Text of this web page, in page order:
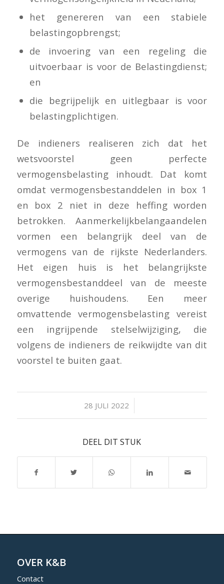
het genereren van een stabiele
belastingopbrengst;
de invoering van een regeling die
uitvoerbaar is voor de Belastingdienst;
en
die begrijpelijk en uitlegbaar is voor
belastingplichtigen.
De indieners realiseren zich dat het
wetsvoorstel geen perfecte
vermogensbelasting inhoudt. Dat komt
omdat vermogensbestanddelen in box 1
en box 2 niet in deze heffing worden
betrokken. Aanmerkelijkbelangaandelen
vormen een belangrijk deel van de
vermogens van de rijkste Nederlanders.
Het eigen huis is het belangrijkste
vermogensbestanddeel van de meeste
overige huishoudens. Een meer
omvattende vermogensbelasting vereist
een ingrijpende stelselwijziging, die
volgens de indieners de reikwijdte van dit
voorstel te buiten gaat.
28 JULI 2022
/
DEEL DIT STUK
OVER K&B
Contact